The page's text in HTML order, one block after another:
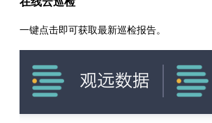
一键点击即可获取最新巡检报告。